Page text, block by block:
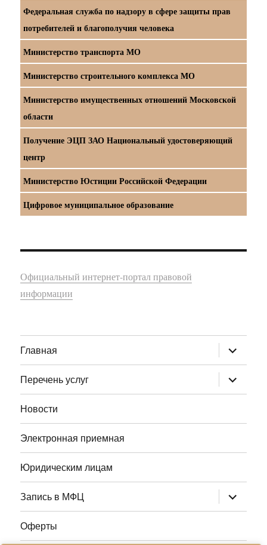
Федеральная служба по надзору в сфере защиты прав
потребителей и благополучия человека
Министерство транспорта МО
Министерство строительного комплекса МО
Министерство имущественных отношений Московской
области
Получение ЭЦП ЗАО Национальный удостоверяющий
центр
Министерство Юстиции Российской Федерации
Цифровое муниципальное образование
Официальный интернет-портал правовой
информации
Главная раскрыть
дочернее
меню
Перечень услуг
раскрыть
дочернее
меню
Новости
Электронная приемная
Юридическим лицам
Запись в МФЦ раскрыть
дочернее
меню
Оферты